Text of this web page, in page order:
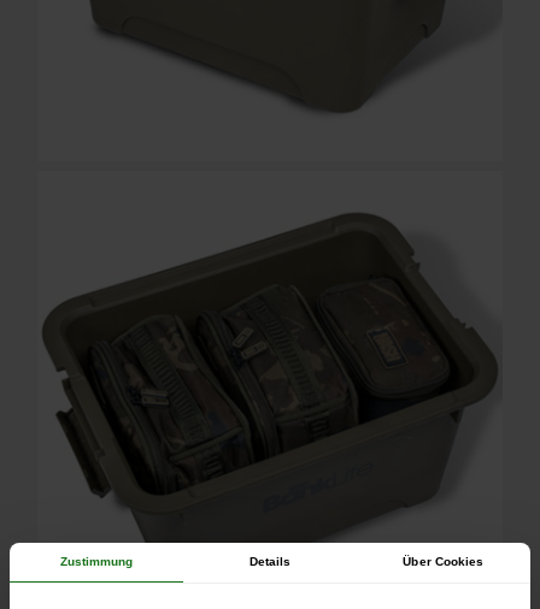
Zustimmung Details Über Cookies